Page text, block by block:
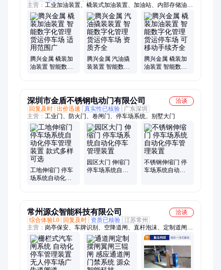
主营： 工业加油装置、橇装式加油装置、加油站、内部存储油
品、阻隔防爆撬装站
腾兴金属 橇装加
油装置 智能数字
腾兴金属 汽油撬
装装置 智能数字
腾兴金属 橇装加
油装置 智能数字
深圳市金盾不锈钢电动门有限公司
洽谈
回复及时 出价迅速 真实性已核验
广东深圳
主营： 工业门、防火门、卷闸门、停车场系统、别墅大门
工地伸缩门 停车
场系统自动化停
园区大门 伸缩门
停车场系统自动
不锈钢伸缩门 停
车场系统自动化
常州源众智能科技有限公司
洽谈
综合体验L0
回复及时 资质已核验 江苏常州
主营： 岗亭保安、车牌识别、空降道闸、直杆泡沫、定制道闸、
治安岗亭、源众智能、自动道闸、科技栅栏、翼闸门禁、门禁考
勤、电动遥控、直杆道闸、栅栏道闸、圆杆道闸、道闸广告、车
辆识别、值班保安亭、闸门禁系统、众智能科技、雷达防撞路、
识别道闸杆、不锈钢岗亭、电动伸缩门、铝合金电动